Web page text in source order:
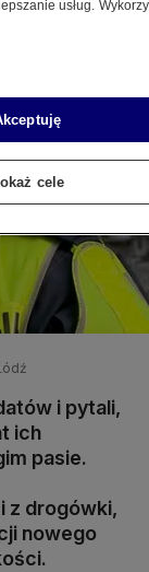
i pytali,
ich
pasie.
z drogówki,
nowego
usług.
cele